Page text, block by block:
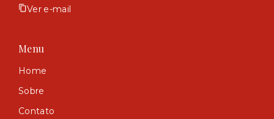
Ver e-mail
Menu
Home
Sobre
Contato